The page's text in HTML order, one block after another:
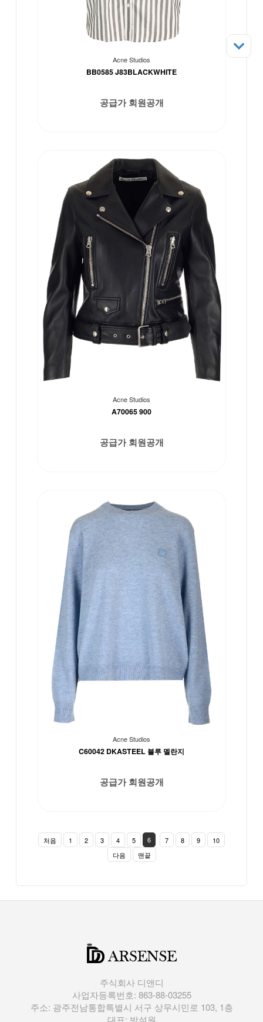
Acne Studios
BB0585 J83BLACKWHITE
공급가 회원공개
Acne Studios
A70065 900
공급가 회원공개
Acne Studios
C60042 DKASTEEL 블루 멜란지
공급가 회원공개
처음 1 2 3 4 5 6 7 8 9
10
다음
맨끝
주식회사 디앤디
사업자등록번호: 863-88-03255
주소: 광주전남통합특별시 서구 상무시민로 103, 1층
대표: 박설원